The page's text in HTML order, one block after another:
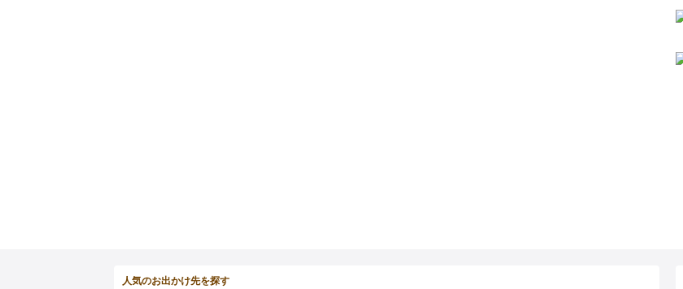
人気のお出かけ先を探す